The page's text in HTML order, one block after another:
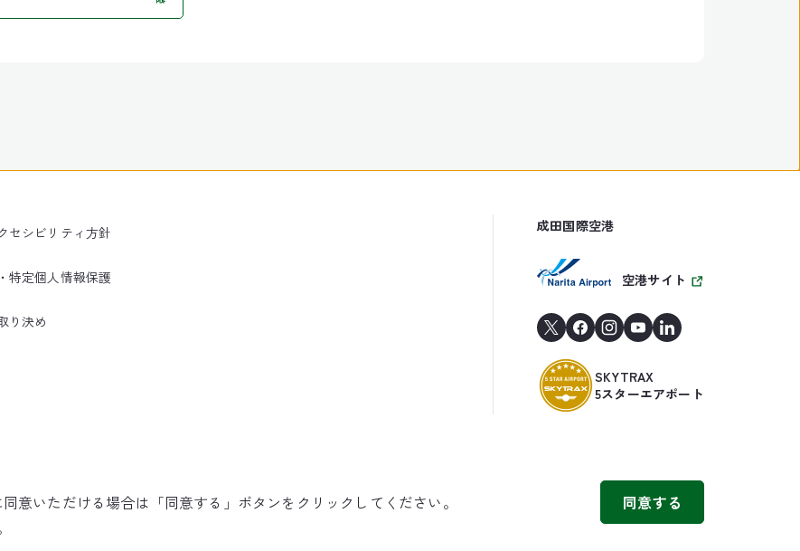
セシビリティ方針
特定個人情報保護
り決め
成田国際空港
空港サイト
SKYTRAX
5スターエアポート
©NARITA INTERNATIONAL AIRPORT CORPORATION
意いただける場合は「同意する」ボタンをクリックしてください。
同意する